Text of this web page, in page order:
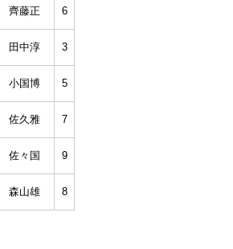
齊藤正 6
田中淳 3
小国博 5
佐久雅 7
佐々国 9
森山雄 8